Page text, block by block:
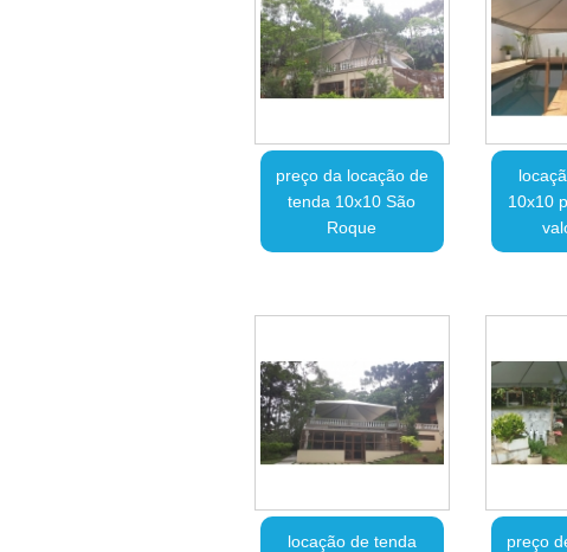
preço da locação de
tenda 10x10 São
Roque
10x10
locação de tenda
preço